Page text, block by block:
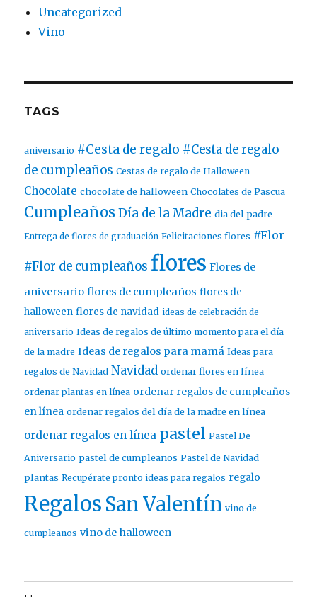
Uncategorized
Vino
TAGS
aniversario #Cesta de regalo #Cesta de regalo
de cumpleaños Cestas de regalo de Halloween
Chocolate chocolate de halloween Chocolates de Pascua
Cumpleaños Día de la Madre dia del padre
Entrega de flores de graduación Felicitaciones flores #Flor
#Flor de cumpleaños flores Flores de
aniversario flores de cumpleaños flores de
halloween flores de navidad ideas de celebración de
aniversario Ideas de regalos de último momento para el día
de la madre Ideas de regalos para mamá Ideas para
regalos de Navidad Navidad ordenar flores en línea
ordenar plantas en línea ordenar regalos de cumpleaños
en línea ordenar regalos del día de la madre en línea
ordenar regalos en línea pastel Pastel De
Aniversario pastel de cumpleaños Pastel de Navidad
plantas Recupérate pronto ideas para regalos regalo
Regalos San Valentín vino de
cumpleaños vino de halloween